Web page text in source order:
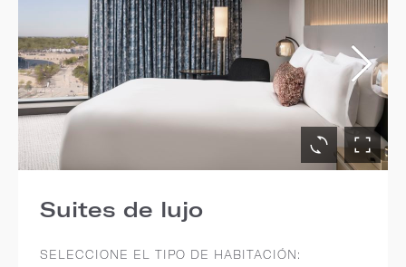
Suites de lujo
SELECCIONE EL TIPO DE HABITACIÓN: